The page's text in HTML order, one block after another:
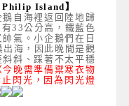
Philip Island】
自海裡返回陸地歸
33公分高，鐵藍色
氣。小企鵝們在日
海，因此晚間是觀
斜、踩著不太平穩
今晚需準備禦寒衣物
閃光 ，因為閃光燈